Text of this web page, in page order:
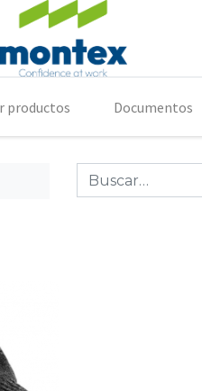
productos Documentos